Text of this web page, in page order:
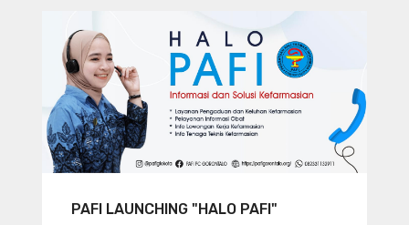
PAFI LAUNCHING "HALO PAFI"